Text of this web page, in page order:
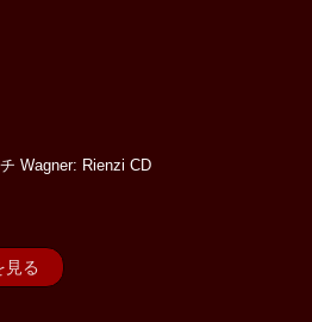
Wagner: Rienzi CD
見る